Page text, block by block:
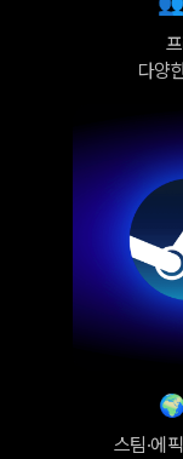
다양
스팀·에